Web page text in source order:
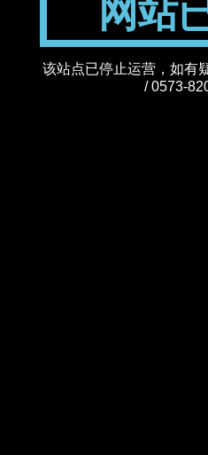
网站
该站点已停止运营，如有
/ 0573-